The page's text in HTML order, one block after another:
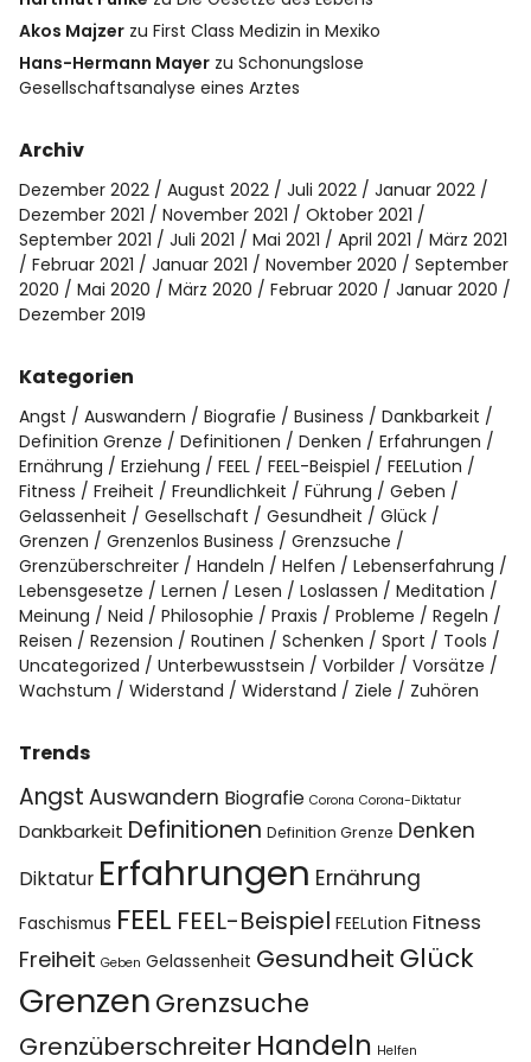
Akos Majzer zuFirst Class Medizin in Mexiko
Hans-Hermann Mayer zuSchonungslose
Gesellschaftsanalyse eines Arztes
Archiv
Dezember 2022 August 2022 Juli 2022
Januar 2022
Dezember 2021
November 2021
Oktober 2021
September 2021
Juli 2021 Mai 2021 April 2021
März 2021
Februar 2021
Januar 2021 November 2020
September
2020
Mai 2020 März 2020 Februar 2020
Januar 2020
Dezember 2019
Kategorien
Angst Auswandern Biografie Business
Dankbarkeit
Definition Grenze
Definitionen Denken
Erfahrungen
Ernährung
Erziehung FEEL FEEL-Beispiel
FEELution
Fitness
Freiheit Freundlichkeit Führung
Geben
Gelassenheit
Gesellschaft Gesundheit
Glück
Grenzen
Grenzenlos Business
Grenzsuche
Grenzüberschreiter
Handeln Helfen
Lebenserfahrung
Lebensgesetze
Lernen Lesen Loslassen
Meditation
Meinung
Neid Philosophie Praxis Probleme
Regeln
Reisen
Rezension Routinen Schenken Sport
Tools
Uncategorized
Unterbewusstsein Vorbilder
Vorsätze
Wachstum
Widerstand Widerstand Ziele Zuhören
Trends
Angst Auswandern Biografie Corona Corona-Diktatur
Dankbarkeit Definitionen Definition Grenze Denken
Diktatur Erfahrungen Ernährung
Faschismus FEEL FEEL-Beispiel FEELution Fitness
Freiheit Geben Gelassenheit Gesundheit Glück
Grenzen Grenzsuche
Grenzüberschreiter Handeln Helfen